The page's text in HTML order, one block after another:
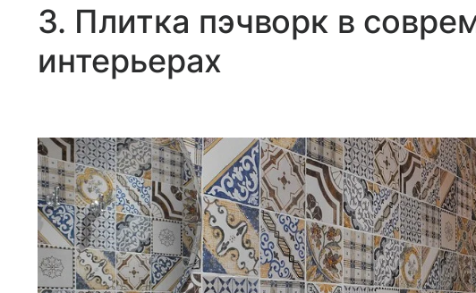
3. Плитка пэчворк в
интерьерах